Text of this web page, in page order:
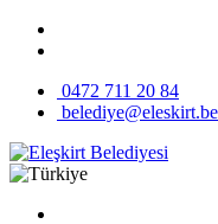
0472 711 20 84